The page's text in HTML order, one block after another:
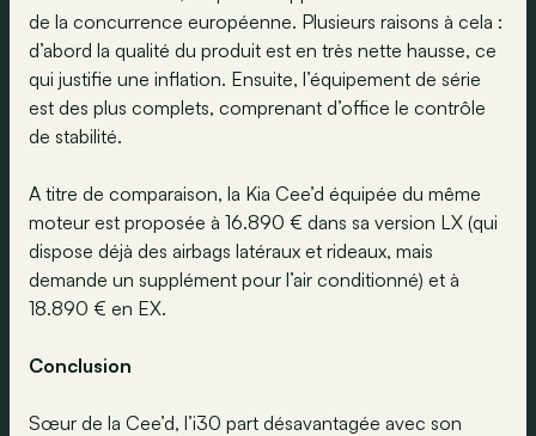
de la concurrence européenne. Plusieurs raisons à cela :
d’abord la qualité du produit est en très nette hausse, ce
qui justifie une inflation. Ensuite, l’équipement de série
est des plus complets, comprenant d’office le contrôle
de stabilité.
A titre de comparaison, la Kia Cee’d équipée du même
moteur est proposée à 16.890 € dans sa version LX (qui
dispose déjà des airbags latéraux et rideaux, mais
demande un supplément pour l’air conditionné) et à
18.890 € en EX.
Conclusion
Sœur de la Cee’d, l’i30 part désavantagée avec son